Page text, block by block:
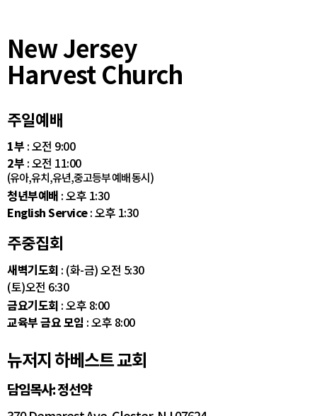
New Jersey
Harvest Church
주일예배
1부 : 오전 9:00
2부 : 오전 11:00
(유아,유치,유년,중고등부 예배 동시)
청년부예배 : 오후 1:30
English Service: 오후 1:30
주중집회
새벽기도회 : (화-금) 오전 5:30
(토)오전 6:30
금요기도회 : 오후 8:00
교육부 금요 모임 : 오후 8:00
뉴저지 하베스트 교회
담임목사: 정선약